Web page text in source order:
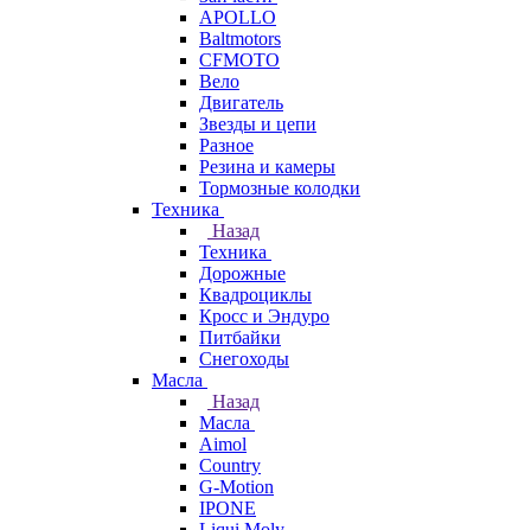
APOLLO
Baltmotors
CFMOTO
Вело
Двигатель
Звезды и цепи
Разное
Резина и камеры
Тормозные колодки
Техника
Назад
Техника
Дорожные
Квадроциклы
Кросс и Эндуро
Питбайки
Снегоходы
Масла
Назад
Масла
Aimol
Country
G-Motion
IPONE